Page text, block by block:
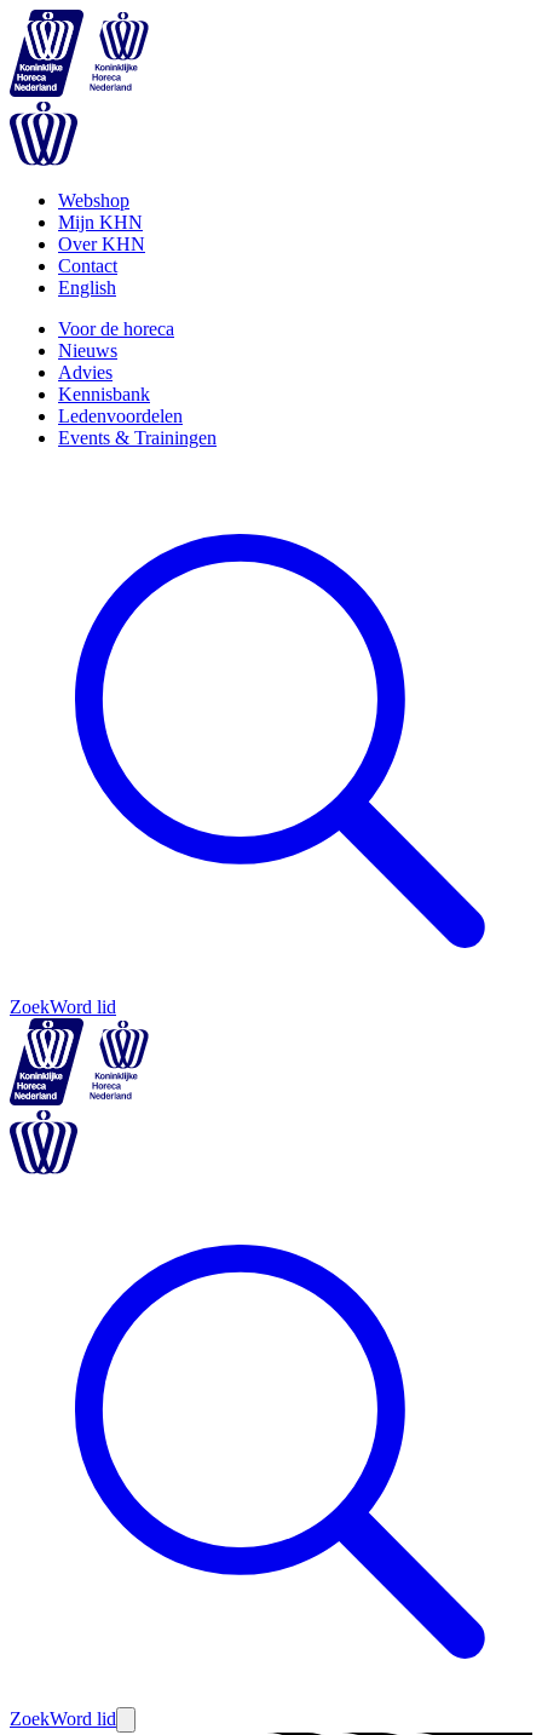
Webshop
Mijn KHN
Over KHN
Contact
English
Voor de horeca
Nieuws
Advies
Kennisbank
Ledenvoordelen
Events & Trainingen
ZoekWord lid
ZoekWord lid